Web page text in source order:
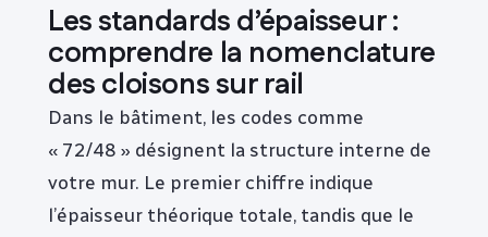
Les standards d’épaisseur :
comprendre la nomenclature
des cloisons sur rail
Dans le bâtiment, les codes comme
« 72/48 » désignent la structure interne de
votre mur. Le premier chiffre indique
l’épaisseur théorique totale, tandis que le